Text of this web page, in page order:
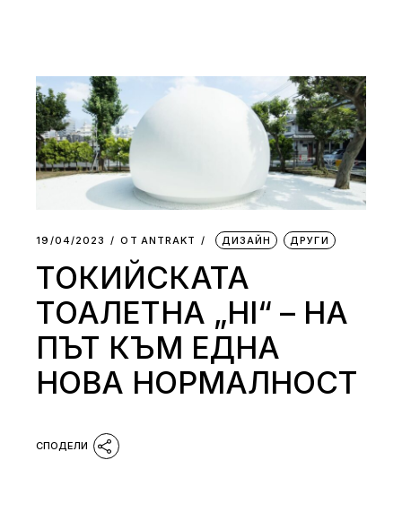
19/04/2023 ОТ АNTRAKT ДИЗАЙН ДРУГИ
ТОКИЙСКАТА
ТОАЛЕТНА „HI“ – НА
ПЪТ КЪМ ЕДНА
НОВА НОРМАЛНОСТ